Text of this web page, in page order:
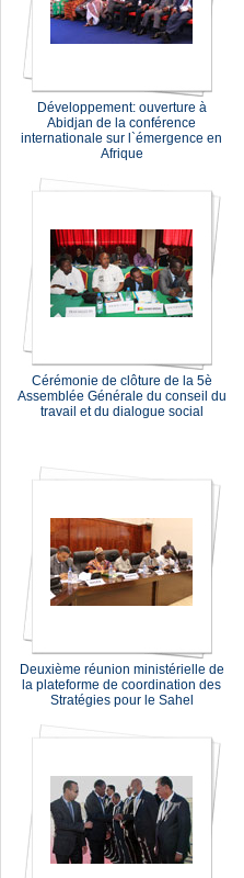
Développement: ouverture à
Abidjan de la conférence
internationale sur l`émergence en
Afrique
Cérémonie de clôture de la 5è
Assemblée Générale du conseil du
travail et du dialogue social
Deuxième réunion ministérielle de
la plateforme de coordination des
Stratégies pour le Sahel